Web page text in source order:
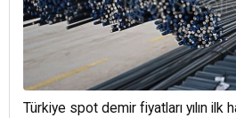
Türkiye spot demir fiyatları yılın ilk